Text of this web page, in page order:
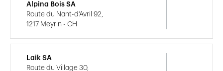
Alpina Bois SA
Route du Nant-d'Avril 92,
1217 Meyrin - CH
Laik SA
Route du Village 30,